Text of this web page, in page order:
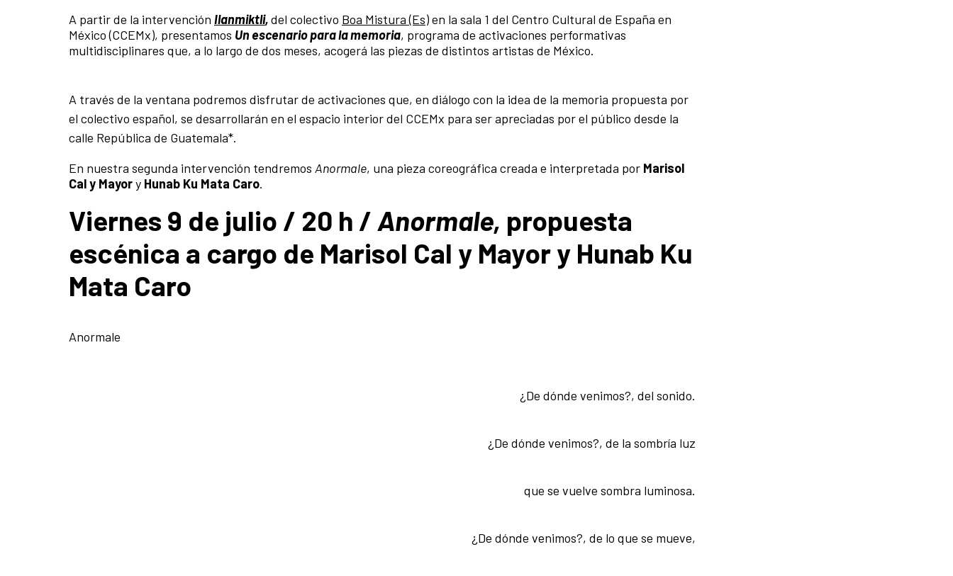
A partir de la intervención Ilanmiktli,del colectivo Boa Mistura (Es)en la sala 1 del Centro Cultural de España en
México (CCEMx), presentamos Un escenario para la memoria, programa de activaciones performativas
multidisciplinares que, a lo largo de dos meses, acogerá las piezas de distintos artistas de México.
A través de la ventana podremos disfrutar de activaciones que, en diálogo con la idea de la memoria propuesta por
el colectivo español, se desarrollarán en el espacio interior del CCEMx para ser apreciadas por el público desde la
calle República de Guatemala*.
En nuestra segunda intervención tendremos Anormale, una pieza coreográfica creada e interpretada por Marisol
Cal y Mayory Hunab Ku Mata Caro.
Viernes 9 de julio / 20 h / Anormale, propuesta
escénica a cargo de Marisol Cal y Mayor y Hunab Ku
Mata Caro
Anormale
¿De dónde venimos?, del sonido.
¿De dónde venimos?, de la sombría luz
que se vuelve sombra luminosa.
¿De dónde venimos?, de lo que se mueve,